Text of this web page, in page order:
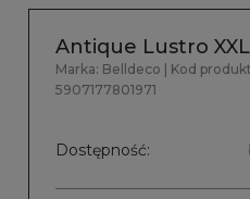
Antique Lustro XXL
Marka: Belldeco | Kod
5907177801971
Dostępność: